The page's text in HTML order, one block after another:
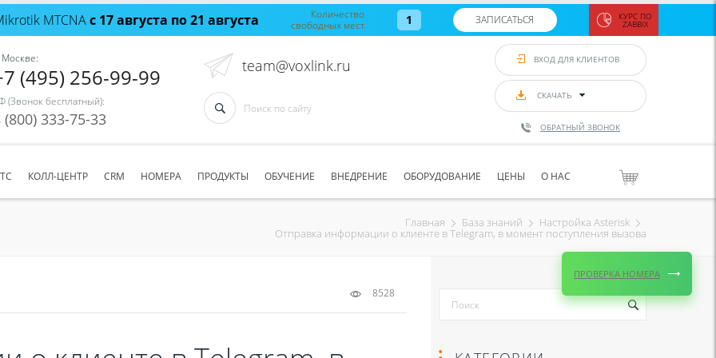
MTCNAс 17 августа по 21 августа
Количество
свободных мест
1 ЗАПИСАТЬСЯ КУРС ПО
ZABBIX
ВХОД ДЛЯ КЛИЕНТОВ
СКАЧАТЬ
ОБРАТНЫЙ ЗВОНОК
(495) 256-99-99
(Звонок бесплатный):
(800) 333-75-33
team@voxlink.ru
КОЛЛ-ЦЕНТР CRM НОМЕРА ПРОДУКТЫ ОБУЧЕНИЕ ВНЕДРЕНИЕ ОБОРУДОВАНИЕ ЦЕНЫ О НАС
Главная База знаний Настройка Asterisk
Отправка информации о клиенте в Telegram, в момент поступления вызова
8528
ПРОВЕРКА НОМЕРА